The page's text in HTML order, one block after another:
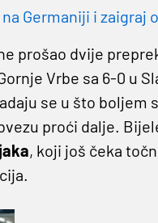
Germaniji i zaigraj
prošao dvije
Vrbe sa 6-0 u
se u što
proći dalje.
, koji još čeka